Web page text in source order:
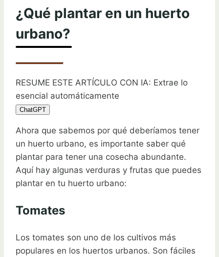
¿Qué plantar en un huerto
urbano?
RESUME ESTE ARTÍCULO CON IA: Extrae lo
esencial automáticamente
ChatGPT
Ahora que sabemos por qué deberíamos tener
un huerto urbano, es importante saber qué
plantar para tener una cosecha abundante.
Aquí hay algunas verduras y frutas que puedes
plantar en tu huerto urbano:
Tomates
Los tomates son uno de los cultivos más
populares en los huertos urbanos. Son fáciles